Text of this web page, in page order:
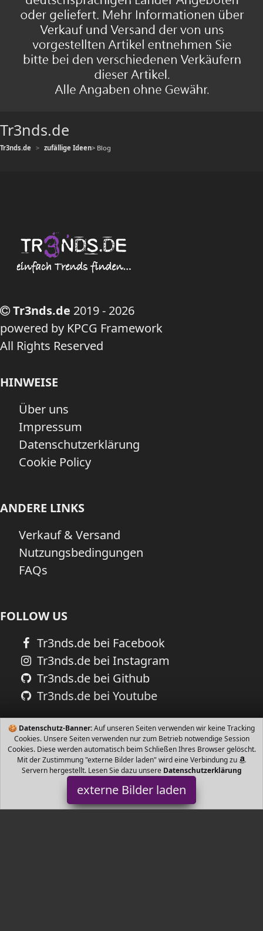
Tr3nds.de
Tr3nds.de zufällige Ideen> Blog
🍪 Datenschutz-Banner:Auf unseren Seiten verwenden wir keine Tracking
Cookies. Unsere Seiten verwenden nur zum Betrieb notwendige Session
Cookies. Diese werden automatisch beim Schließen Ihres Browser gelöscht.
Mit der Zustimmung "externe Bilder laden" wird eine Verbindung zu
Servern hergestellt. Lesen Sie dazu unsere Datenschutzerklärung
externe Bilder laden
Tr3nds.de 2019 - 2026
powered by KPCG Framework
All Rights Reserved
HINWEISE
Über uns
Impressum
Datenschutzerklärung
Cookie Policy
ANDERE LINKS
Verkauf & Versand
Nutzungsbedingungen
FAQs
FOLLOW US
Tr3nds.de bei Facebook
Tr3nds.de bei Instagram
Tr3nds.de bei Github
Tr3nds.de bei Youtube